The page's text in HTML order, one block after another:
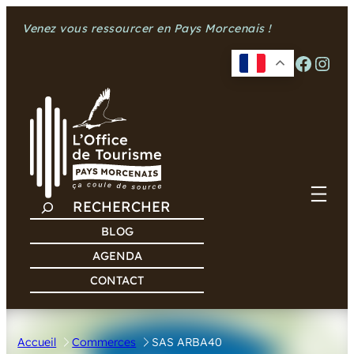
Venez vous ressourcer en Pays Morcenais !
Facebook Instagram
C
H
R
H
BLOG
AGENDA
CONTACT
Accueil Commerces SAS ARBA40